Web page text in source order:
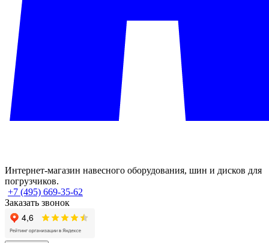
Интернет-магазин навесного оборудования, шин и дисков для
погрузчиков.
+7 (495) 669-35-62
Заказать звонок